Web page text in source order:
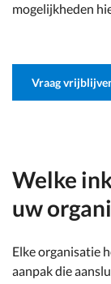
mogelijkheden
Vraag
Welke
uw
Elke organisatie
aanpak die